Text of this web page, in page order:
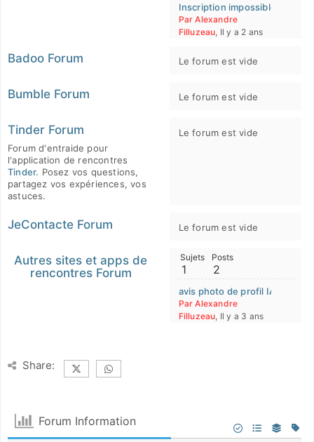
Inscription impossible meetic
Par Alexandre
Filluzeau , Il y a 2 ans
Badoo Forum Le forum est vide
Bumble Forum Le forum est vide
Tinder Forum
Forum d'entraide pour
l'application de rencontres
Tinder. Posez vos questions,
partagez vos expériences, vos
astuces.
Le forum est vide
JeContacte Forum Le forum est vide
Autres sites et apps de
rencontres Forum
Sujets
1
Posts
2
avis photo de profil IA
Par Alexandre
Filluzeau , Il y a 3 ans
Share:
Forum Information